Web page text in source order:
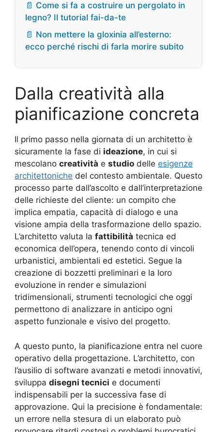
📄 Come si fa a costruire un pergolato in
legno? Il tutorial fai-da-te
📄 Non mettere la gloxinia all’esterno:
ecco perché rischi di farla morire subito
Dalla creatività alla
pianificazione concreta
Il primo passo nella giornata di un architetto è
sicuramente la fase di ideazione, in cui si
mescolano creatività e studio delle esigenze
architettoniche del contesto ambientale. Questo
processo parte dall’ascolto e dall’interpretazione
delle richieste del cliente: un compito che
implica empatia, capacità di dialogo e una
visione ampia della trasformazione dello spazio.
L’architetto valuta la fattibilità tecnica ed
economica dell’opera, tenendo conto di vincoli
urbanistici, ambientali ed estetici. Segue la
creazione di bozzetti preliminari e la loro
evoluzione in render e simulazioni
tridimensionali, strumenti tecnologici che oggi
permettono di analizzare in anticipo ogni
aspetto funzionale e visivo del progetto.
A questo punto, la pianificazione entra nel cuore
operativo della progettazione. L’architetto, con
l’ausilio di software avanzati e metodi innovativi,
sviluppa disegni tecnici e documenti
indispensabili per la successiva fase di
approvazione. Qui la precisione è fondamentale:
un errore nella stesura di un elaborato può